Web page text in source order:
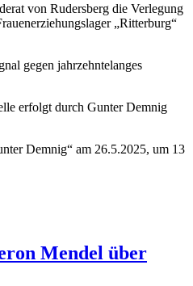
von Rudersberg die Verlegung
„Ritterburg“
gegen jahrzehntelanges
erfolgt durch Gunter Demnig
Demnig“ am 26.5.2025, um 13
Mendel über